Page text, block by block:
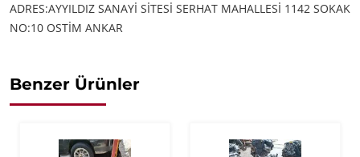
ADRES:AYYILDIZ SANAYİ SİTESİ SERHAT MAHALLESİ 1142 SOKAK
NO:10 OSTİM ANKAR
Benzer Ürünler